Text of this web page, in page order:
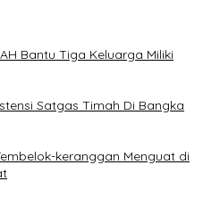
Bantu Tiga Keluarga Miliki
Satgas Timah Di Bangka
keranggan Menguat di